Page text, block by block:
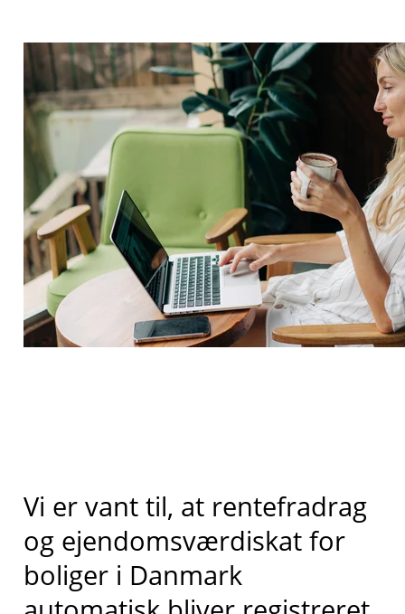
Vi er vant til, at rentefradrag
og ejendomsværdiskat for
boliger i Danmark